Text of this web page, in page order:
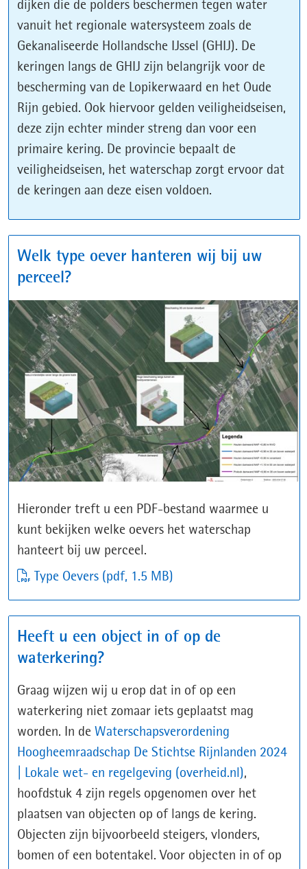
dijken die de polders beschermen tegen water
vanuit het regionale watersysteem zoals de
Gekanaliseerde Hollandsche IJssel (GHIJ). De
keringen langs de GHIJ zijn belangrijk voor de
bescherming van de Lopikerwaard en het Oude
Rijn gebied. Ook hiervoor gelden veiligheidseisen,
deze zijn echter minder streng dan voor een
primaire kering. De provincie bepaalt de
veiligheidseisen, het waterschap zorgt ervoor dat
de keringen aan deze eisen voldoen.
Welk type oever hanteren wij bij uw
perceel?
Hieronder treft u een PDF-bestand waarmee u
kunt bekijken welke oevers het waterschap
hanteert bij uw perceel.
Type Oevers (pdf, 1.5 MB)
Heeft u een object in of op de
waterkering?
Graag wijzen wij u erop dat in of op een
waterkering niet zomaar iets geplaatst mag
worden. In de Waterschapsverordening
Hoogheemraadschap De Stichtse Rijnlanden 2024
| Lokale wet- en regelgeving (overheid.nl)(opent
in
nieuw
venster)
,
hoofdstuk 4 zijn regels opgenomen over het
plaatsen van objecten op of langs de kering.
Objecten zijn bijvoorbeeld steigers, vlonders,
bomen of een botentakel. Voor objecten in of op